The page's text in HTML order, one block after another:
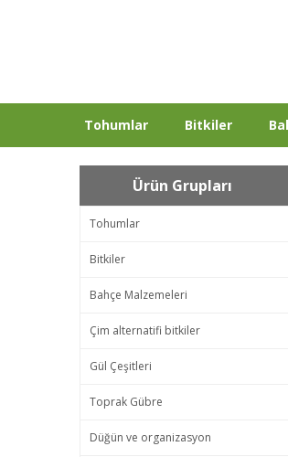
Tohumlar Bitkiler
Ürün Grupları
Tohumlar
Bitkiler
Bahçe Malzemeleri
Çim alternatifi bitkiler
Gül Çeşitleri
Toprak Gübre
Düğün ve organizasyon